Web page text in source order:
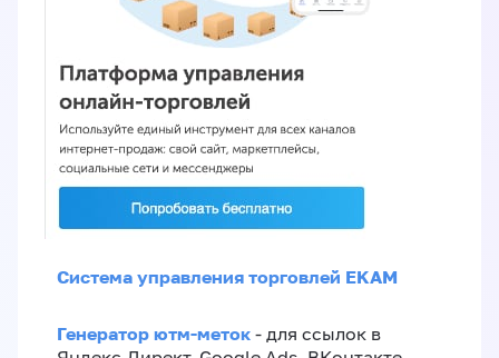
Система управления торговлей EKAM
Генератор ютм-меток - для ссылок в